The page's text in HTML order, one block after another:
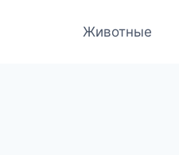
Животные